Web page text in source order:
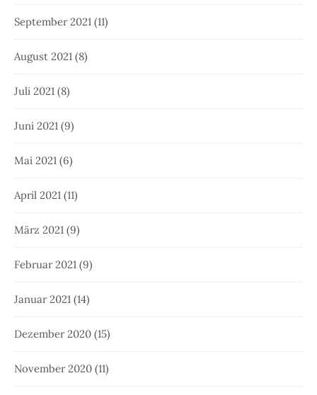
September 2021 (11)
August 2021 (8)
Juli 2021 (8)
Juni 2021 (9)
Mai 2021 (6)
April 2021 (11)
März 2021 (9)
Februar 2021 (9)
Januar 2021 (14)
Dezember 2020 (15)
November 2020 (11)